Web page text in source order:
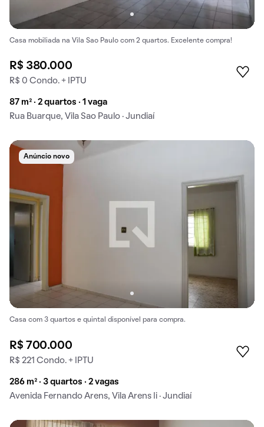
Casa mobiliada na Vila Sao Paulo com 2 quartos. Excelente compra!
R$ 380.000
R$ 0 Condo. + IPTU
87 m² · 2 quartos · 1 vaga
Rua Buarque, Vila Sao Paulo · Jundiaí
Anúncio novo
Casa com 3 quartos e quintal disponível para compra.
R$ 700.000
R$ 221 Condo. + IPTU
286 m² · 3 quartos · 2 vagas
Avenida Fernando Arens, Vila Arens Ii · Jundiaí